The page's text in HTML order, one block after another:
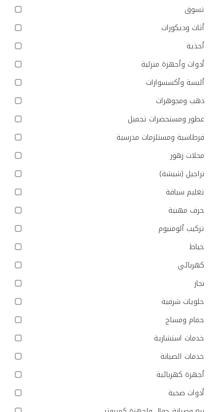
تسوق
أثاث وديكورات
أحذية
أدوات وأجهزة منزلية
ألبسة وأكسسوارات
ذهب ومجوهرات
عطور ومستحضرات تجميل
قرطاسية ومستلزمات مدرسية
محلات زهور
نراجيل (شيشة)
تعليم سياقة
حرف مهنية
تركيب ألومنيوم
خياط
كهربائي
نجار
حلويات شرقية
حمام ومساج
خدمات استشارية
خدمات الصيانة
أجهزة كهربائية
أدوات صحية